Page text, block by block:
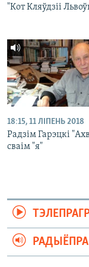
"Кот Кляўдзіі
18:15, 11 ЛІПЕНЬ 2018
Радзім Гарэцкі
сваім "я"